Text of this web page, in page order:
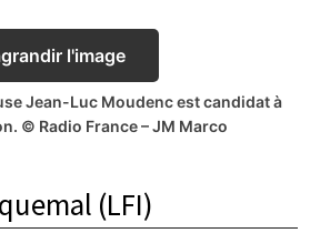
Jean-Luc Moudenc est candidat à
© Radio France – JM Marco
(LFI)